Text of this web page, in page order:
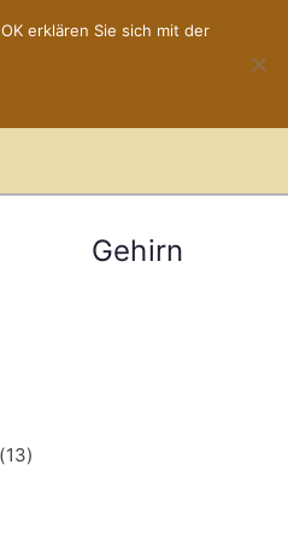
Gehirn
(13)
erklären Sie sich mit der